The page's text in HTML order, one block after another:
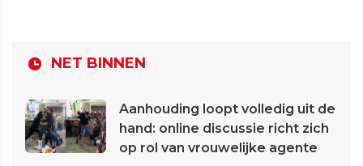
NET BINNEN
Aanhouding loopt volledig uit de
hand: online discussie richt zich
op rol van vrouwelijke agente